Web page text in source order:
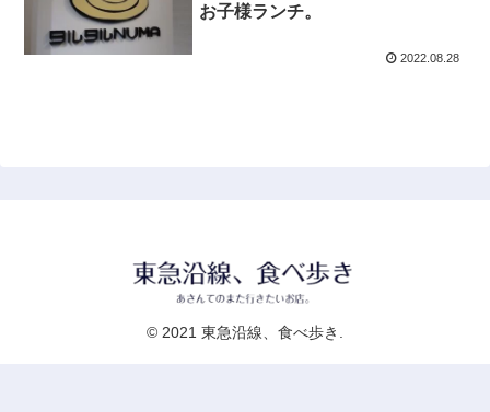
お子様ランチ。
2022.08.28
© 2021 東急沿線、食べ歩き.